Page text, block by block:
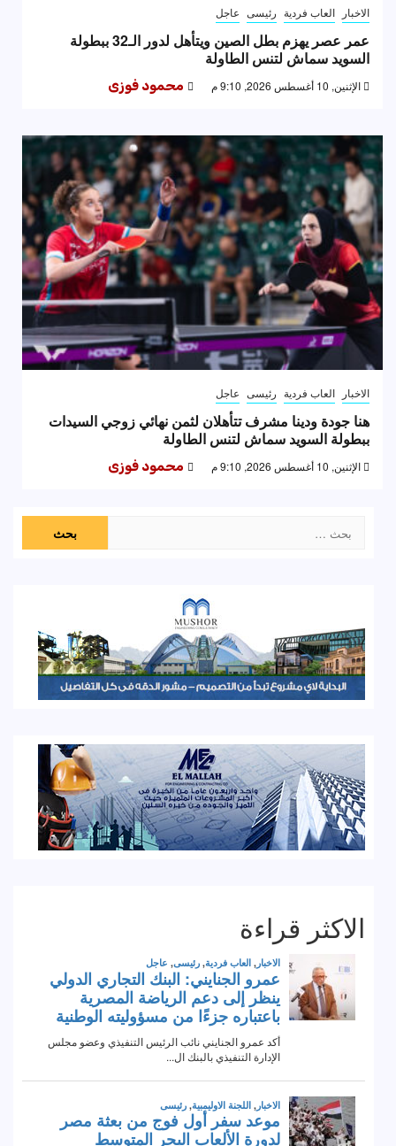
الاخبار العاب فردية رئيسى عاجل
عمر عصر يهزم بطل الصين ويتأهل لدور الـ32 ببطولة
السويد سماش لتنس الطاولة
الإثنين, 10 أغسطس 2026, 9:10 م محمود فوزى
الاخبار العاب فردية رئيسى عاجل
هنا جودة ودينا مشرف تتأهلان لثمن نهائي زوجي السيدات
ببطولة السويد سماش لتنس الطاولة
الإثنين, 10 أغسطس 2026, 9:10 م محمود فوزى
عن:
الاكثر قراءة